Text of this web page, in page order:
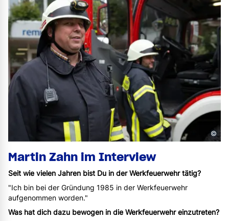
Martin Zahn im Interview
Seit wie vielen Jahren bist Du in der Werkfeuerwehr tätig?
"Ich bin bei der Gründung 1985 in der Werkfeuerwehr
aufgenommen worden."
Was hat dich dazu bewogen in die Werkfeuerwehr einzutreten?
©